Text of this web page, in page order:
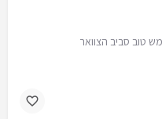
טוב סביב הצוואר